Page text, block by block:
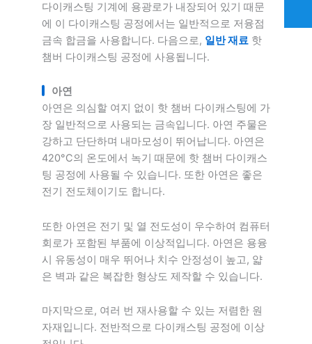
다이캐스팅 기계에 용광로가 내장되어 있기 때문
에 이 다이캐스팅 공정에서는 일반적으로 저융점
금속 합금을 사용합니다. 다음으로, 일반 재료 핫
챔버 다이캐스팅 공정에 사용됩니다.
아연
아연은 의심할 여지 없이 핫 챔버 다이캐스팅에 가
장 일반적으로 사용되는 금속입니다. 아연 주물은
강하고 단단하며 내마모성이 뛰어납니다. 아연은
420°C의 온도에서 녹기 때문에 핫 챔버 다이캐스
팅 공정에 사용될 수 있습니다. 또한 아연은 좋은
전기 전도체이기도 합니다.
또한 아연은 전기 및 열 전도성이 우수하여 컴퓨터
회로가 포함된 부품에 이상적입니다. 아연은 용융
시 유동성이 매우 뛰어나 치수 안정성이 높고, 얇
은 벽과 같은 복잡한 형상도 제작할 수 있습니다.
마지막으로, 여러 번 재사용할 수 있는 저렴한 원
자재입니다. 전반적으로 다이캐스팅 공정에 이상